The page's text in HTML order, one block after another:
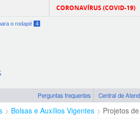
CORONAVÍRUS (COVID-19)
o rodapé 4
Perguntas frequentes Central de
Bolsas e Auxílios Vigentes Projetos